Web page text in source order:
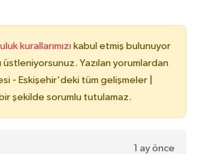
kurallarımızı kabul etmiş bulunuyor
Yazılan yorumlardan
- Eskişehir'deki tüm gelişmeler |
şekilde sorumlu tutulamaz.
1 ay önce